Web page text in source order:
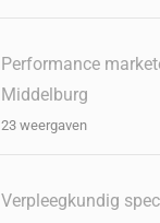
Performance
Middelburg
23 weergaven
Verpleegkundig